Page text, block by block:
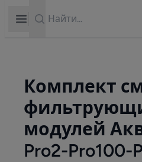
Open sidebar
Комплект
модулей
Pro2-Pro100-